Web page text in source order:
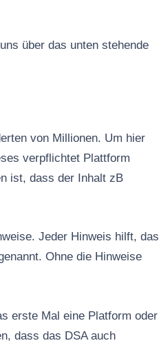
über das unten stehende
von Millionen. Um hier
verpflichtet Plattform
ist, dass der Inhalt zB
Jeder Hinweis hilft, das
Ohne die Hinweise
erste Mal eine Platform oder
dass das DSA auch